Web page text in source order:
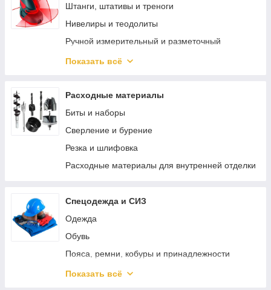
Bosch PRO-MIX
Наборы электроинструмента
Штанги, штативы и треноги
Нивелиры и теодолиты
Ручной измерительный и разметочный
комплектующие
Измерители длины и расстояния
Показать всё
Расходные материалы
Биты и наборы
Сверление и бурение
Резка и шлифовка
Расходные материалы для внутренней отделки
Спецодежда и СИЗ
Одежда
Обувь
Пояса, ремни, кобуры и принадлежности
Защита органов зрения
Показать всё